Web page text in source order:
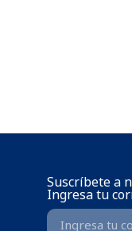
Suscríbete a
Ingresa tu